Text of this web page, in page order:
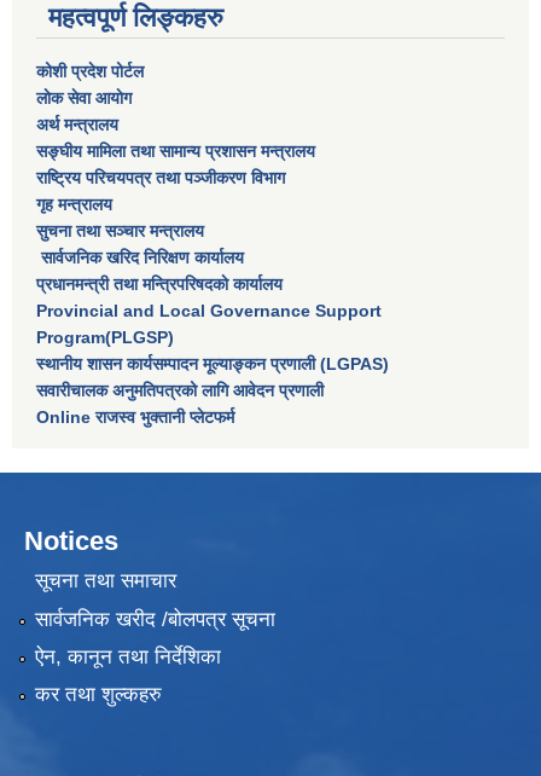
महत्वपूर्ण लिङ्कहरु
कोशी प्रदेश पोर्टल
लाेक सेवा आयाेग
अर्थ मन्त्रालय
सङ्घीय मामिला तथा सामान्य प्रशासन मन्त्रालय
राष्‍ट्रिय परिचयपत्र तथा पञ्‍जीकरण विभाग
गृह मन्त्रालय
सुचना तथा सञ्चार मन्त्रालय
सार्वजनिक खरिद निरिक्षण कार्यालय
प्रधानमन्त्री तथा मन्त्रिपरिषदकाे कार्यालय
Provincial and Local Governance Support
Program(PLGSP)
स्थानीय शासन कार्यसम्पादन मूल्याङ्कन प्रणाली (LGPAS)
सवारीचालक अनुमतिपत्रको लागि आवेदन प्रणाली
Online राजस्व भुक्तानी प्लेटफर्म
Notices
सूचना तथा समाचार
सार्वजनिक खरीद /बोलपत्र सूचना
ऐन, कानून तथा निर्देशिका
कर तथा शुल्कहरु